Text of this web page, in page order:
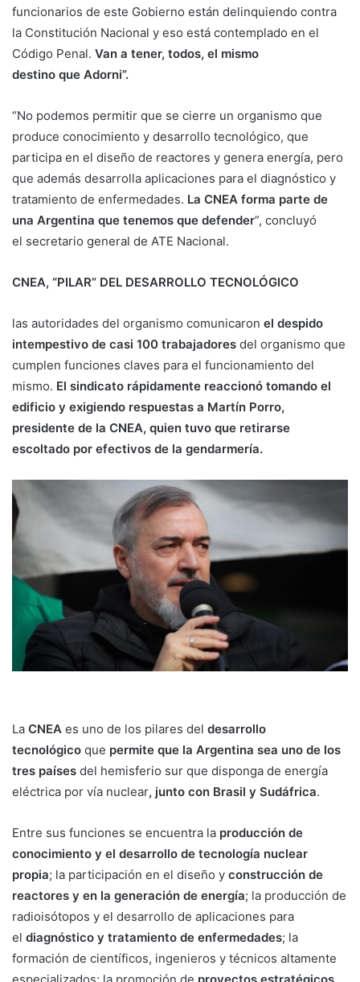
funcionarios de este Gobierno están delinquiendo contra
la Constitución Nacional y eso está contemplado en el
Código Penal. Van a tener, todos, el mismo
destino que Adorni”.
“No podemos permitir que se cierre un organismo que
produce conocimiento y desarrollo tecnológico, que
participa en el diseño de reactores y genera energía, pero
que además desarrolla aplicaciones para el diagnóstico y
tratamiento de enfermedades. La CNEA forma parte de
una Argentina que tenemos que defender”, concluyó
el secretario general de ATE Nacional.
CNEA, “PILAR” DEL DESARROLLO TECNOLÓGICO
las autoridades del organismo comunicaron el despido
intempestivo de casi 100 trabajadores del organismo que
cumplen funciones claves para el funcionamiento del
mismo. El sindicato rápidamente reaccionó tomando el
edificio y exigiendo respuestas a Martín Porro,
presidente de la CNEA, quien tuvo que retirarse
escoltado por efectivos de la gendarmería.
La CNEA es uno de los pilares del desarrollo
tecnológico que permite que la Argentina sea uno de los
tres países del hemisferio sur que disponga de energía
eléctrica por vía nuclear, junto con Brasil y Sudáfrica.
Entre sus funciones se encuentra la producción de
conocimiento y el desarrollo de tecnología nuclear
propia; la participación en el diseño y construcción de
reactores y en la generación de energía; la producción de
radioisótopos y el desarrollo de aplicaciones para
el diagnóstico y tratamiento de enfermedades; la
formación de científicos, ingenieros y técnicos altamente